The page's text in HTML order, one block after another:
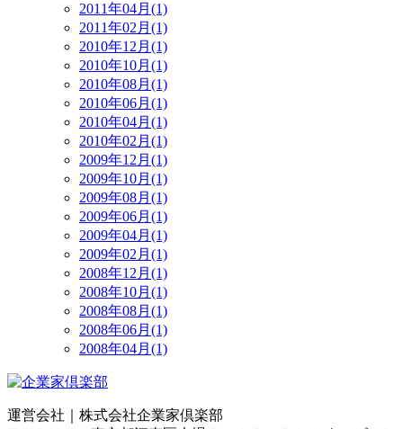
2011年04月(1)
2011年02月(1)
2010年12月(1)
2010年10月(1)
2010年08月(1)
2010年06月(1)
2010年04月(1)
2010年02月(1)
2009年12月(1)
2009年10月(1)
2009年08月(1)
2009年06月(1)
2009年04月(1)
2009年02月(1)
2008年12月(1)
2008年10月(1)
2008年08月(1)
2008年06月(1)
2008年04月(1)
運営会社｜ 株式会社企業家倶楽部